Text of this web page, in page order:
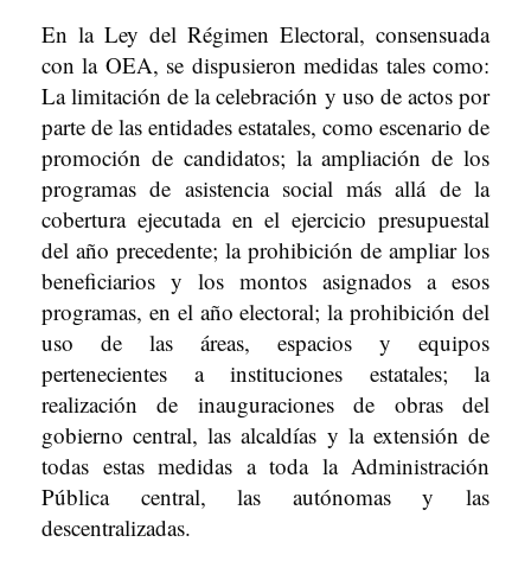
En la Ley del Régimen Electoral, consensuada
con la OEA, se dispusieron medidas tales como:
La limitación de la celebración y uso de actos por
parte de las entidades estatales, como escenario de
promoción de candidatos; la ampliación de los
programas de asistencia social más allá de la
cobertura ejecutada en el ejercicio presupuestal
del año precedente; la prohibición de ampliar los
beneficiarios y los montos asignados a esos
programas, en el año electoral; la prohibición del
uso de las áreas, espacios y equipos
pertenecientes a instituciones estatales; la
realización de inauguraciones de obras del
gobierno central, las alcaldías y la extensión de
todas estas medidas a toda la Administración
Pública central, las autónomas y las
descentralizadas.